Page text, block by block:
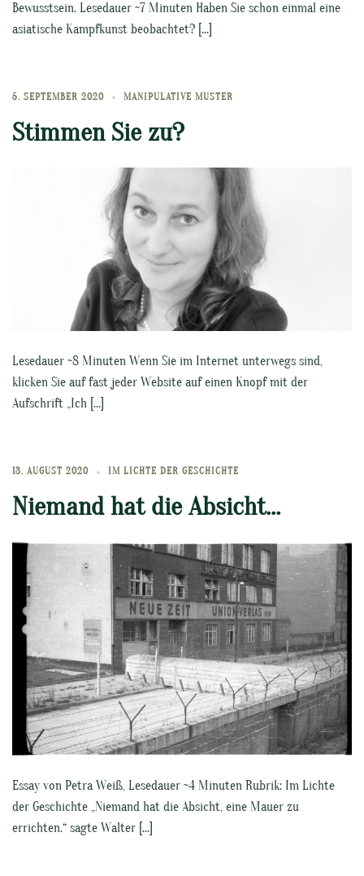
Bewusstsein. Lesedauer ~7 Minuten Haben Sie schon einmal eine
asiatische Kampfkunst beobachtet? […]
5. SEPTEMBER 2020 MANIPULATIVE MUSTER
Stimmen Sie zu?
Lesedauer ~8 Minuten Wenn Sie im Internet unterwegs sind,
klicken Sie auf fast jeder Website auf einen Knopf mit der
Aufschrift „Ich […]
13. AUGUST 2020 IM LICHTE DER GESCHICHTE
Niemand hat die Absicht…
Essay von Petra Weiß, Lesedauer ~4 Minuten Rubrik: Im Lichte
der Geschichte „Niemand hat die Absicht, eine Mauer zu
errichten.“ sagte Walter […]